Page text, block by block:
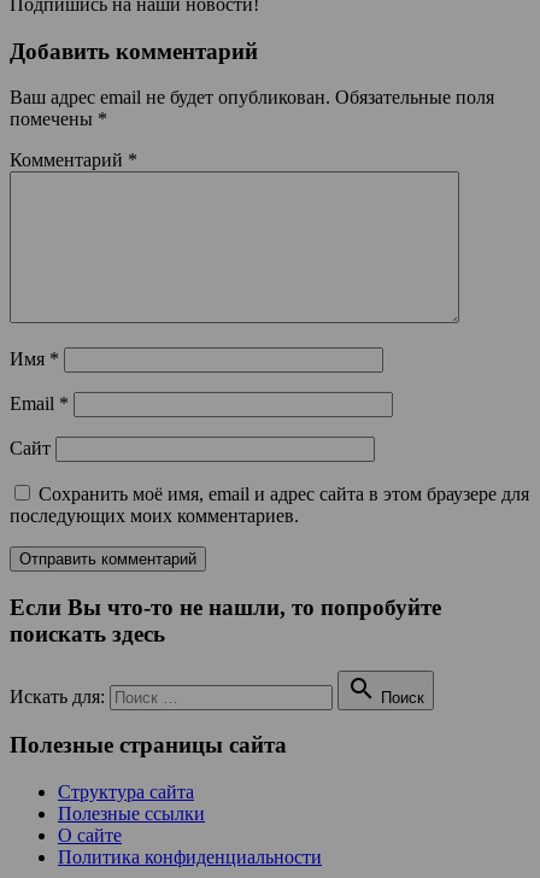
Добавить комментарий
Ваш адрес email не будет опубликован. Обязательные поля
помечены *
Комментарий *
Имя *
Email *
Сайт
Сохранить моё имя, email и адрес сайта в этом браузере для
последующих моих комментариев.
Если Вы что-то не нашли, то попробуйте
поискать здесь
Искать для:  Поиск
Полезные страницы сайта
Структура сайта
Полезные ссылки
О сайте
Политика конфиденциальности